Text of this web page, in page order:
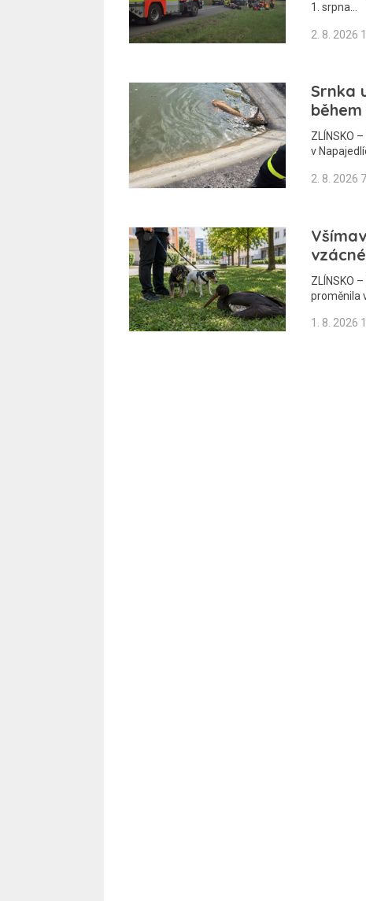
1. srpna…
2. 8. 2026
Srnka
ZLÍNSKO
v
2. 8. 2026
ZLÍNSKO
proměnila
1. 8. 2026